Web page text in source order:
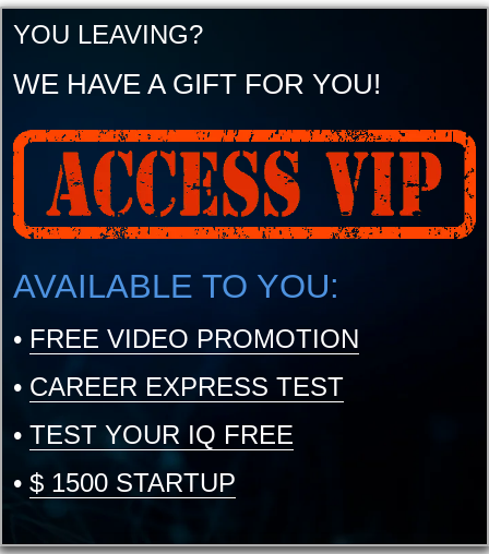
YOU LEAVING?
WE HAVE A GIFT FOR YOU!
AVAILABLE TO YOU:
• FREE VIDEO PROMOTION
• CAREER EXPRESS TEST
• TEST YOUR IQ FREE
• $ 1500 STARTUP